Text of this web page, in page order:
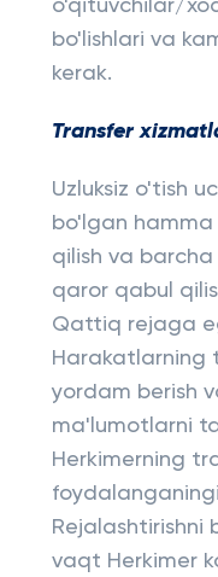
o'qituvchilar/
bo'lishlari va
kerak.
Transfer
Uzluksiz o'tish
bo'lgan
qilish va
qaror qabul
Qattiq rejaga
Harakatlarning
yordam berish
ma'lumotlarni
Herkimerning
Rejalashtirishni
vaqt Herkimer